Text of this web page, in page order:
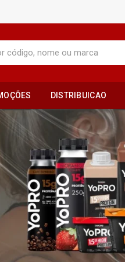
DISTRIBUICAO